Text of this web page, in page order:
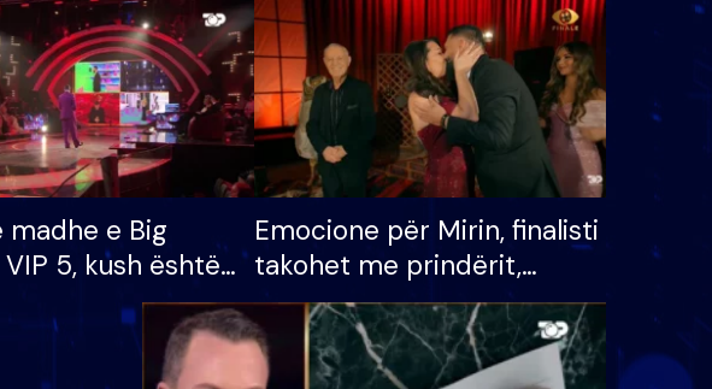
madhe e Big
5, kush është
parë që lë shtëpinë
mundësinë për
çmimin e madh
Emocione për Mirin, finalisti
takohet me prindërit,
vajzën dhe bashkëshorten:
S’kemi ndonjë letër divorci
apo jo?